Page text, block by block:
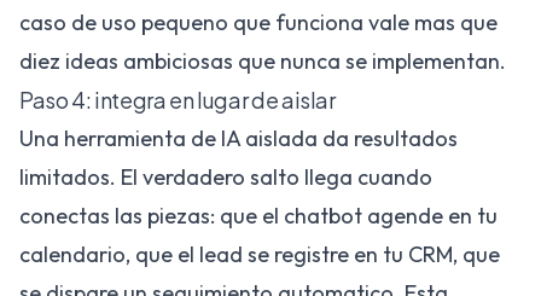
caso de uso pequeno que funciona vale mas que
diez ideas ambiciosas que nunca se implementan.
Paso 4: integra en lugar de aislar
Una herramienta de IA aislada da resultados
limitados. El verdadero salto llega cuando
conectas las piezas: que el chatbot agende en tu
calendario, que el lead se registre en tu CRM, que